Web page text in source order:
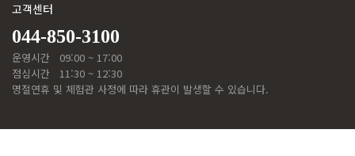
고객센터
044-850-3100
운영시간
09:00 ~ 17:00
점심시간
11:30 ~ 12:30
명절연휴 및 체험관 사정에 따라 휴관이 발생할 수 있습니다.